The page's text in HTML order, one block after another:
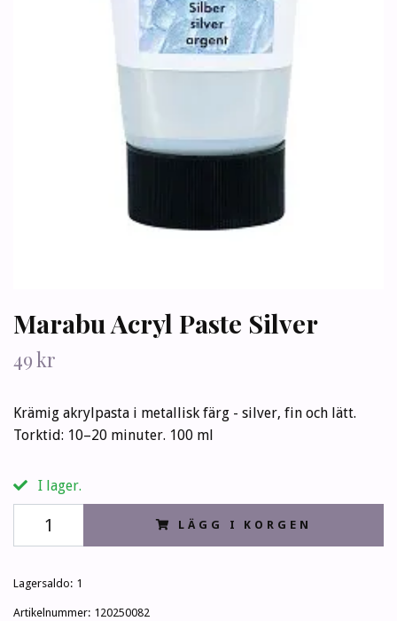
Marabu Acryl Paste Silver
49 kr
Krämig akrylpasta i metallisk färg - silver, fin och lätt.
Torktid: 10–20 minuter. 100 ml
I lager.
LÄGG I KORGEN
Lagersaldo: 1
Artikelnummer: 120250082